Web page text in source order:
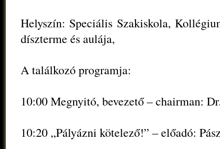
Helyszín: Speciális Szakiskola,
díszterme és aulája,
A találkozó programja:
10:00 Megnyitó, bevezető – chairman:
10:20 „Pályázni kötelező!” – előadó: